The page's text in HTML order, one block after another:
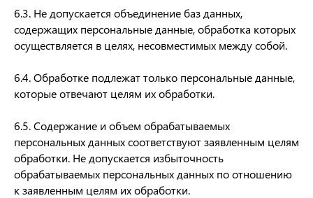
6.3. Не допускается объединение баз данных,
содержащих персональные данные, обработка которых
осуществляется в целях, несовместимых между собой.
6.4. Обработке подлежат только персональные данные,
которые отвечают целям их обработки.
6.5. Содержание и объем обрабатываемых
персональных данных соответствуют заявленным целям
обработки. Не допускается избыточность
обрабатываемых персональных данных по отношению
к заявленным целям их обработки.